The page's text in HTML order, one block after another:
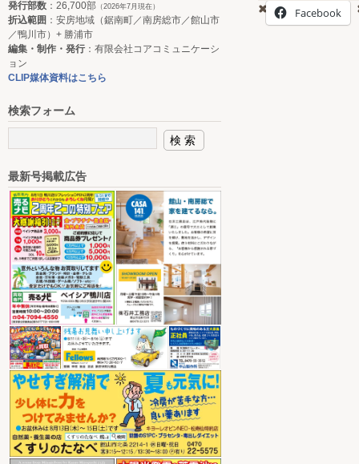
Facebook
発行部数 ：26,700部 （2026年7月現在）
折込範囲 ：安房地域（鋸南町／南房総市／館山市
／鴨川市）+ 勝浦市
編集・制作・発行：有限会社コアコミュニケーシ
ョン
CLIP媒体資料はこちら
検索フォーム
最新号掲載広告